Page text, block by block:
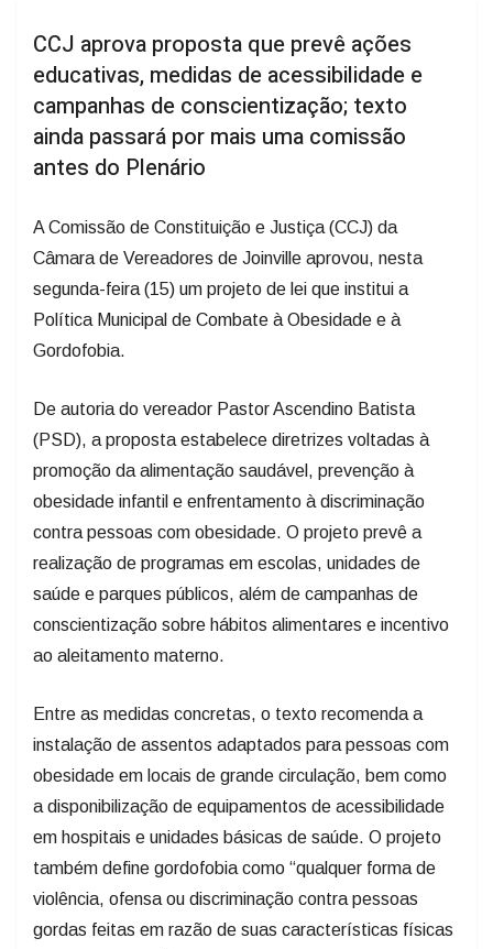
CCJ aprova proposta que prevê ações
educativas, medidas de acessibilidade e
campanhas de conscientização; texto
ainda passará por mais uma comissão
antes do Plenário
A Comissão de Constituição e Justiça (CCJ) da
Câmara de Vereadores de Joinville aprovou, nesta
segunda-feira (15) um projeto de lei que institui a
Política Municipal de Combate à Obesidade e à
Gordofobia.
De autoria do vereador Pastor Ascendino Batista
(PSD), a proposta estabelece diretrizes voltadas à
promoção da alimentação saudável, prevenção à
obesidade infantil e enfrentamento à discriminação
contra pessoas com obesidade. O projeto prevê a
realização de programas em escolas, unidades de
saúde e parques públicos, além de campanhas de
conscientização sobre hábitos alimentares e incentivo
ao aleitamento materno.
Entre as medidas concretas, o texto recomenda a
instalação de assentos adaptados para pessoas com
obesidade em locais de grande circulação, bem como
a disponibilização de equipamentos de acessibilidade
em hospitais e unidades básicas de saúde. O projeto
também define gordofobia como “qualquer forma de
violência, ofensa ou discriminação contra pessoas
gordas feitas em razão de suas características físicas